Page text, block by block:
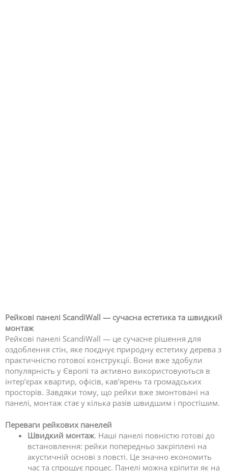
Рейкові панелі ScandiWall — сучасна естетика та швидкий
монтаж
Рейкові панелі ScandiWall — це сучасне рішення для
оздоблення стін, яке поєднує природну естетику дерева з
практичністю готової конструкції. Вони вже здобули
популярність у Європі та активно використовуються в
інтер’єрах квартир, офісів, кав’ярень та громадських
просторів. Завдяки тому, що рейки вже змонтовані на
панелі, монтаж стає у кілька разів швидшим і простішим.
Переваги рейкових панелей
Швидкий монтаж. Наші панелі повністю готові до
встановлення: рейки попередньо закріплені на
акустичній основі з повсті. Це значно економить
час та спрощує процес. Панелі можна кріпити як на